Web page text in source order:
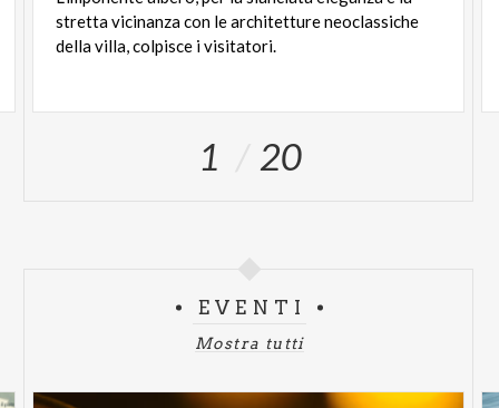
stretta vicinanza con le architetture neoclassiche
della villa, colpisce i visitatori.
1 20
EVENTI
Mostra tutti